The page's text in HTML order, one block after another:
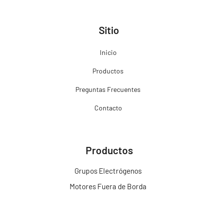
Sitio
Inicio
Productos
Preguntas Frecuentes
Contacto
Productos
Grupos Electrógenos
Motores Fuera de Borda